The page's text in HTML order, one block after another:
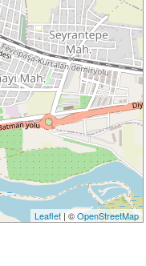
Leaflet | ©OpenStreetMap